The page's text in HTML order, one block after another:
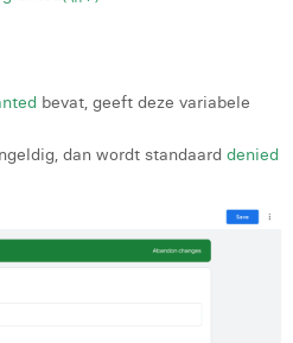
bevat, geeft deze variabele
dan wordt standaard denied